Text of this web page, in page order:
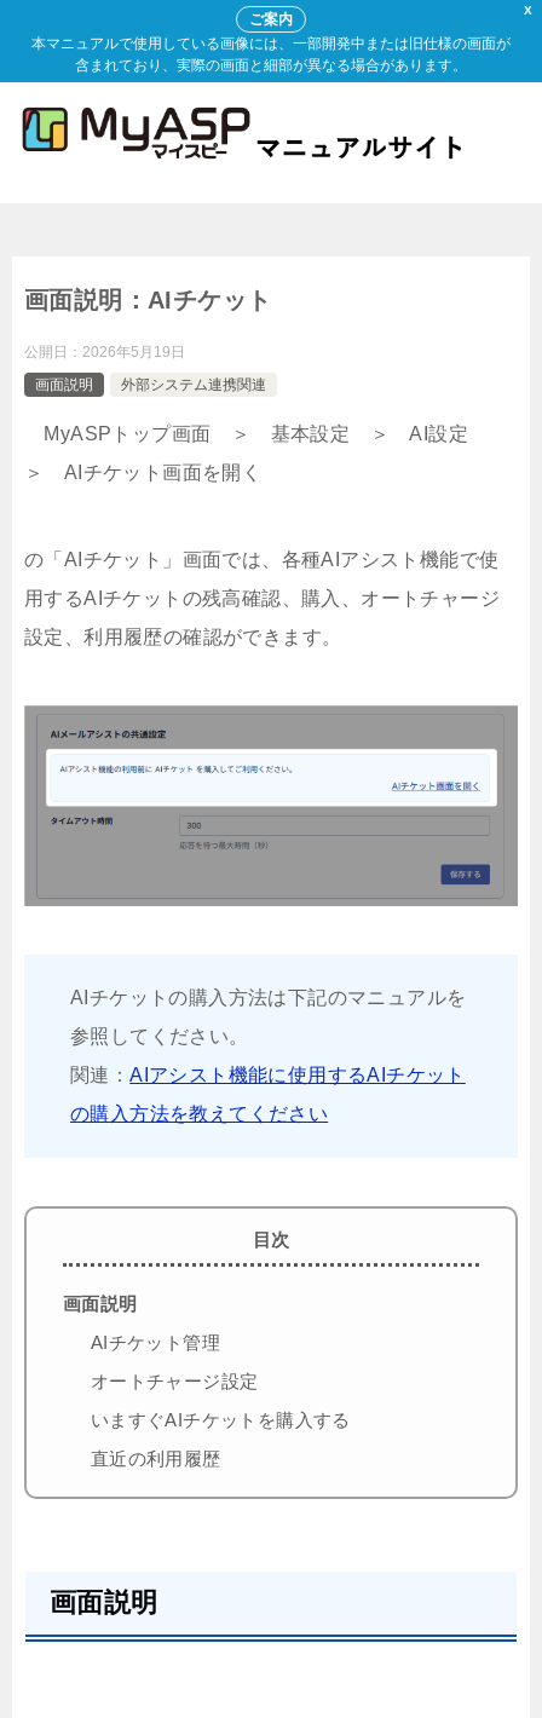
X
ご案内
本マニュアルで使用している画像には、一部開発中または旧仕様の画面が
含まれており、実際の画面と細部が異なる場合があります。
画面説明：AIチケット
公開日： 2026年5月19日
画面説明
外部システム連携関連
MyASPトップ画面 ＞ 基本設定 ＞ AI設定
＞ AIチケット画面を開く
の「AIチケット」画面では、各種AIアシスト機能で使
用するAIチケットの残高確認、購入、オートチャージ
設定、利用履歴の確認ができます。
AIチケットの購入方法は下記のマニュアルを
参照してください。
関連：AIアシスト機能に使用するAIチケット
の購入方法を教えてください
目次
画面説明
AIチケット管理
オートチャージ設定
いますぐAIチケットを購入する
直近の利用履歴
画面説明